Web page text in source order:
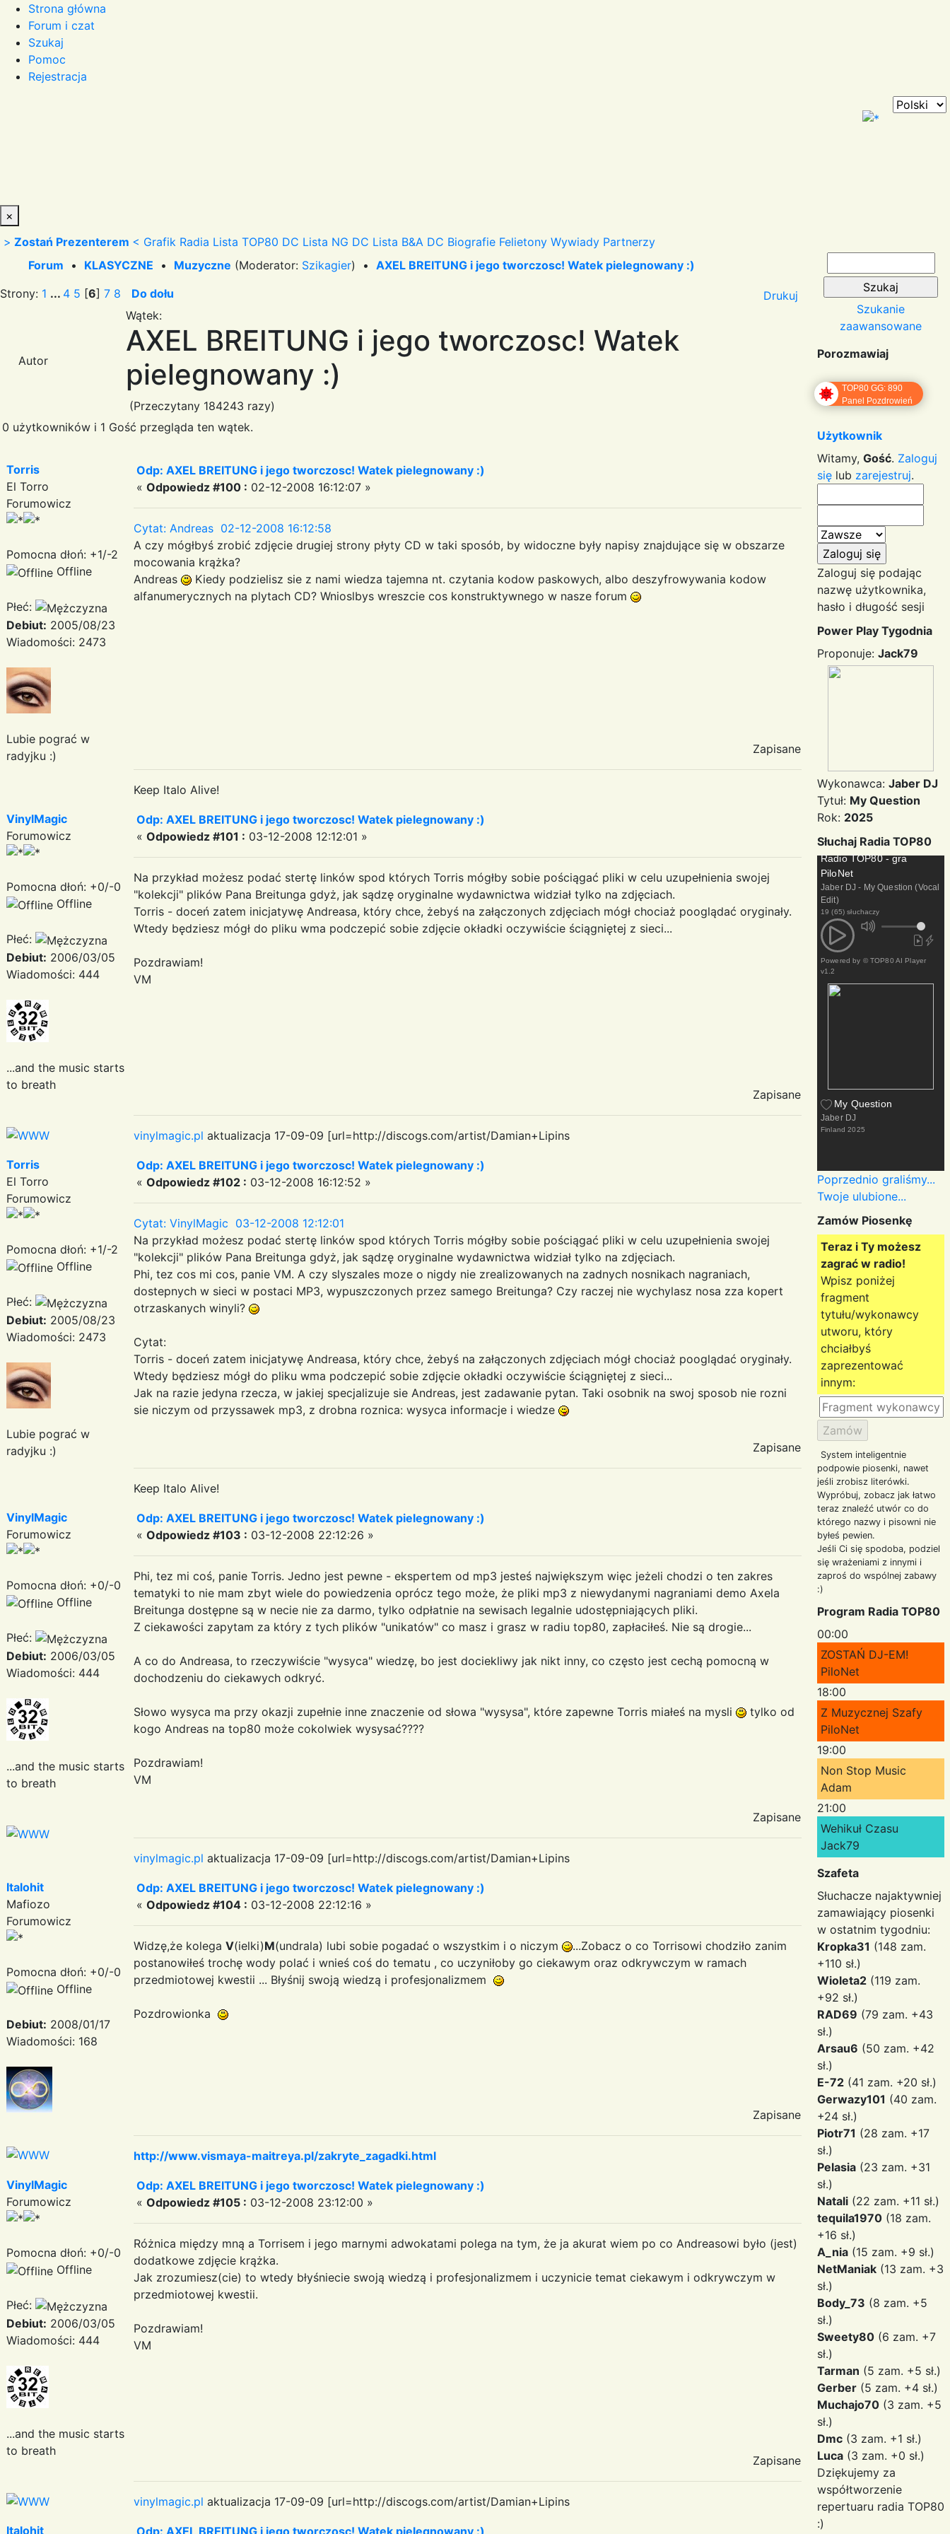
Strona główna
Forum i czat
Szukaj
Pomoc
Rejestracja
×
> Zostań Prezenterem < Grafik Radia Lista TOP80 DC Lista NG DC Lista B&A DC Biografie Felietony Wywiady Partnerzy
Forum • KLASYCZNE • Muzyczne (Moderator: Szikagier) • AXEL BREITUNG i jego tworczosc! Watek pielegnowany :)
Strony: 1 ... 4 5 [6] 7 8 Do dołu Drukuj
Autor
Wątek:
AXEL BREITUNG i jego tworczosc! Watek
pielegnowany :)
(Przeczytany 184243 razy)
0 użytkowników i 1 Gość przegląda ten wątek.
Torris
El Torro
Forumowicz
Pomocna dłoń: +1/-2
Offline
Płeć:
Debiut: 2005/08/23
Wiadomości: 2473
Lubie pograć w
radyjku :)
Odp: AXEL BREITUNG i jego tworczosc! Watek pielegnowany :)
« Odpowiedz #100 : 02-12-2008 16:12:07 »
Cytat: Andreas 02-12-2008 16:12:58
A czy mógłbyś zrobić zdjęcie drugiej strony płyty CD w taki sposób, by widoczne były napisy znajdujące się w obszarze
mocowania krążka?
Andreas
Kiedy podzielisz sie z nami wiedza tajemna nt. czytania kodow paskowych, albo deszyfrowywania kodow
alfanumerycznych na plytach CD? Wnioslbys wreszcie cos konstruktywnego w nasze forum
Zapisane
Keep Italo Alive!
VinylMagic
Forumowicz
Pomocna dłoń: +0/-0
Offline
Płeć:
Debiut: 2006/03/05
Wiadomości: 444
...and the music starts
to breath
Odp: AXEL BREITUNG i jego tworczosc! Watek pielegnowany :)
« Odpowiedz #101 : 03-12-2008 12:12:01 »
Na przykład możesz podać stertę linków spod których Torris mógłby sobie pościągać pliki w celu uzupełnienia swojej
"kolekcji" plików Pana Breitunga gdyż, jak sądzę oryginalne wydawnictwa widział tylko na zdjęciach.
Torris - doceń zatem inicjatywę Andreasa, który chce, żebyś na załączonych zdjęciach mógł chociaż pooglądać oryginały.
Wtedy będziesz mógł do pliku wma podczepić sobie zdjęcie okładki oczywiście ściągniętej z sieci...
Pozdrawiam!
VM
Zapisane
vinylmagic.pl aktualizacja 17-09-09 [url=http://discogs.com/artist/Damian+Lipins
Torris
El Torro
Forumowicz
Pomocna dłoń: +1/-2
Offline
Płeć:
Debiut: 2005/08/23
Wiadomości: 2473
Lubie pograć w
radyjku :)
Odp: AXEL BREITUNG i jego tworczosc! Watek pielegnowany :)
« Odpowiedz #102 : 03-12-2008 16:12:52 »
Cytat: VinylMagic 03-12-2008 12:12:01
Na przykład możesz podać stertę linków spod których Torris mógłby sobie pościągać pliki w celu uzupełnienia swojej
"kolekcji" plików Pana Breitunga gdyż, jak sądzę oryginalne wydawnictwa widział tylko na zdjęciach.
Phi, tez cos mi cos, panie VM. A czy slyszales moze o nigdy nie zrealizowanych na zadnych nosnikach nagraniach,
dostepnych w sieci w postaci MP3, wypuszczonych przez samego Breitunga? Czy raczej nie wychylasz nosa zza kopert
otrzaskanych winyli?
Cytat:
Torris - doceń zatem inicjatywę Andreasa, który chce, żebyś na załączonych zdjęciach mógł chociaż pooglądać oryginały.
Wtedy będziesz mógł do pliku wma podczepić sobie zdjęcie okładki oczywiście ściągniętej z sieci...
Jak na razie jedyna rzecza, w jakiej specjalizuje sie Andreas, jest zadawanie pytan. Taki osobnik na swoj sposob nie rozni
sie niczym od przyssawek mp3, z drobna roznica: wysyca informacje i wiedze
Zapisane
Keep Italo Alive!
VinylMagic
Forumowicz
Pomocna dłoń: +0/-0
Offline
Płeć:
Debiut: 2006/03/05
Wiadomości: 444
...and the music starts
to breath
Odp: AXEL BREITUNG i jego tworczosc! Watek pielegnowany :)
« Odpowiedz #103 : 03-12-2008 22:12:26 »
Phi, tez mi coś, panie Torris. Jedno jest pewne - ekspertem od mp3 jesteś największym więc jeżeli chodzi o ten zakres
tematyki to nie mam zbyt wiele do powiedzenia oprócz tego może, że pliki mp3 z niewydanymi nagraniami demo Axela
Breitunga dostępne są w necie nie za darmo, tylko odpłatnie na sewisach legalnie udostępniających pliki.
Z ciekawości zapytam za który z tych plików "unikatów" co masz i grasz w radiu top80, zapłaciłeś. Nie są drogie...
A co do Andreasa, to rzeczywiście "wysyca" wiedzę, bo jest dociekliwy jak nikt inny, co często jest cechą pomocną w
dochodzeniu do ciekawych odkryć.
Słowo wysyca ma przy okazji zupełnie inne znaczenie od słowa "wysysa", które zapewne Torris miałeś na mysli
tylko od
kogo Andreas na top80 może cokolwiek wysysać????
Pozdrawiam!
VM
Zapisane
vinylmagic.pl aktualizacja 17-09-09 [url=http://discogs.com/artist/Damian+Lipins
Italohit
Mafiozo
Forumowicz
Pomocna dłoń: +0/-0
Offline
Debiut: 2008/01/17
Wiadomości: 168
Odp: AXEL BREITUNG i jego tworczosc! Watek pielegnowany :)
« Odpowiedz #104 : 03-12-2008 22:12:16 »
Widzę,że kolega V(ielki)M(undrala) lubi sobie pogadać o wszystkim i o niczym
...Zobacz o co Torrisowi chodziło zanim
postanowiłeś trochę wody polać i wnieś coś do tematu , co uczyniłoby go ciekawym oraz odkrywczym w ramach
przedmiotowej kwestii ... Błyśnij swoją wiedzą i profesjonalizmem
Pozdrowionka
Zapisane
http://www.vismaya-maitreya.pl/zakryte_zagadki.html
VinylMagic
Forumowicz
Pomocna dłoń: +0/-0
Offline
Płeć:
Debiut: 2006/03/05
Wiadomości: 444
...and the music starts
to breath
Odp: AXEL BREITUNG i jego tworczosc! Watek pielegnowany :)
« Odpowiedz #105 : 03-12-2008 23:12:00 »
Różnica między mną a Torrisem i jego marnymi adwokatami polega na tym, że ja akurat wiem po co Andreasowi było (jest)
dodatkowe zdjęcie krążka.
Jak zrozumiesz(cie) to wtedy błyśniecie swoją wiedzą i profesjonalizmem i uczynicie temat ciekawym i odkrywczym w
przedmiotowej kwestii.
Pozdrawiam!
VM
Zapisane
vinylmagic.pl aktualizacja 17-09-09 [url=http://discogs.com/artist/Damian+Lipins
Italohit Odp: AXEL BREITUNG i jego tworczosc! Watek pielegnowany :)
Szukanie
zaawansowane
Porozmawiaj
TOP80 GG: 890
Panel Pozdrowień
Użytkownik
Witamy, Gość. Zaloguj
się lub zarejestruj.
Zaloguj się podając
nazwę użytkownika,
hasło i długość sesji
Power Play Tygodnia
Proponuje: Jack79
Wykonawca: Jaber DJ
Tytuł: My Question
Rok: 2025
Słuchaj Radia TOP80
Radio TOP80 - gra
PiloNet
Jaber DJ - My Question (Vocal
Edit)
19 (65) słuchaczy
Powered by © TOP80 AI Player
v1.2
My Question
Jaber DJ
Finland 2025
Poprzednio graliśmy...
Twoje ulubione...
Zamów Piosenkę
Teraz i Ty możesz
zagrać w radio!
Wpisz poniżej
fragment
tytułu/wykonawcy
utworu, który
chciałbyś
zaprezentować
innym:
System inteligentnie
podpowie piosenki, nawet
jeśli zrobisz literówki.
Wypróbuj, zobacz jak łatwo
teraz znaleźć utwór co do
którego nazwy i pisowni nie
byłeś pewien.
Jeśli Ci się spodoba, podziel
się wrażeniami z innymi i
zaproś do wspólnej zabawy
:)
Program Radia TOP80
00:00
ZOSTAŃ DJ-EM!
PiloNet
18:00
Z Muzycznej Szafy
PiloNet
19:00
Non Stop Music
Adam
21:00
Wehikuł Czasu
Jack79
Szafeta
Słuchacze najaktywniej
zamawiający piosenki
w ostatnim tygodniu:
Kropka31 (148 zam.
+110 sł.)
Wioleta2 (119 zam.
+92 sł.)
RAD69 (79 zam. +43
sł.)
Arsau6 (50 zam. +42
sł.)
E-72 (41 zam. +20 sł.)
Gerwazy101 (40 zam.
+24 sł.)
Piotr71 (28 zam. +17
sł.)
Pelasia (23 zam. +31
sł.)
Natali (22 zam. +11 sł.)
tequila1970 (18 zam.
+16 sł.)
A_nia (15 zam. +9 sł.)
NetManiak (13 zam. +3
sł.)
Body_73 (8 zam. +5
sł.)
Sweety80 (6 zam. +7
sł.)
Tarman (5 zam. +5 sł.)
Gerber (5 zam. +4 sł.)
Muchajo70 (3 zam. +5
sł.)
Dmc (3 zam. +1 sł.)
Luca (3 zam. +0 sł.)
Dziękujemy za
współtworzenie
repertuaru radia TOP80
:)